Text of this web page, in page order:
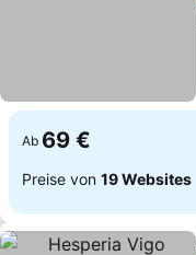
Ab 69 €
Preise von 19 Websites